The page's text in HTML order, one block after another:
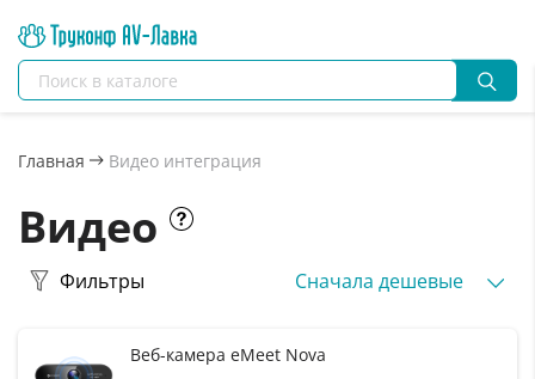
Главная Видео интеграция
Видео
Фильтры Сначала дешевые
Веб-камера eMeet Nova